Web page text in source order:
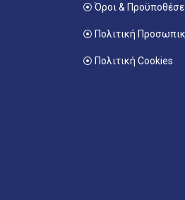
⦿ Όροι &
⦿ Πολιτική
⦿ Πολιτική Cookies